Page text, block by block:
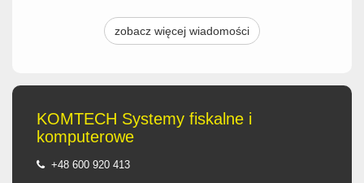
zobacz więcej wiadomości
KOMTECH Systemy fiskalne i
komputerowe
+48 600 920 413